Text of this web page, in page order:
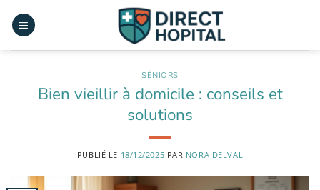
au
SÉNIORS
Bien vieillir à domicile : conseils et
solutions
PUBLIÉ LE 18/12/2025 PAR NORA DELVAL